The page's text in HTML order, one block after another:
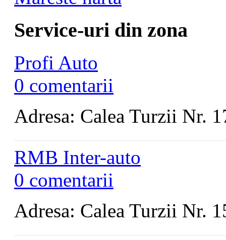
Service-uri din zona
Profi Auto
0 comentarii
Adresa: Calea Turzii Nr.
RMB Inter-auto
0 comentarii
Adresa: Calea Turzii Nr.